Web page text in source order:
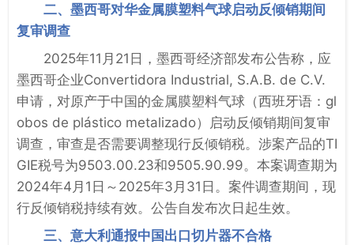
二、墨西哥对华金属膜塑料气球启动反倾销期间
复审调查
2025年11月21日，墨西哥经济部发布公告称，应
墨西哥企业Convertidora Industrial, S.A.B. de C.V.
申请，对原产于中国的金属膜塑料气球（西班牙语：gl
obos de plástico metalizado）启动反倾销期间复审
调查，审查是否需要调整现行反倾销税。涉案产品的TI
GIE税号为9503.00.23和9505.90.99。本案调查期为
2024年4月1日～2025年3月31日。案件调查期间，现
行反倾销税持续有效。公告自发布次日起生效。
三、意大利通报中国出口切片器不合格